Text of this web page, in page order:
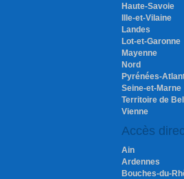
Haute-Savoie
Ille-et-Vilaine
Landes
Lot-et-Garonne
Mayenne
Nord
Pyrénées-
Seine-et-Marne
Territoire de
Vienne
Accès
Ain
Ardennes
Bouches-du-